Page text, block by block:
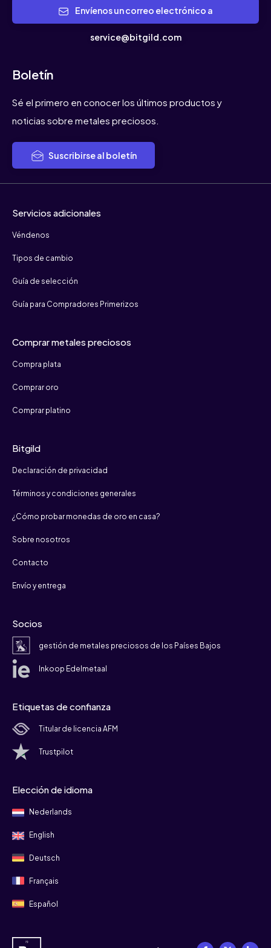
service@bitgild.com
Boletín
Sé el primero en conocer los últimos productos y
noticias sobre metales preciosos.
Suscribirse al boletín
Servicios adicionales
Véndenos
Tipos de cambio
Guía de selección
Guía para Compradores Primerizos
Comprar metales preciosos
Compra plata
Comprar oro
Comprar platino
Bitgild
Declaración de privacidad
Términos y condiciones generales
¿Cómo probar monedas de oro en casa?
Sobre nosotros
Contacto
Envío y entrega
Socios
gestión de metales preciosos de los Países Bajos
Inkoop Edelmetaal
Etiquetas de confianza
Titular de licencia AFM
Trustpilot
Elección de idioma
Nederlands
English
Deutsch
Français
Español